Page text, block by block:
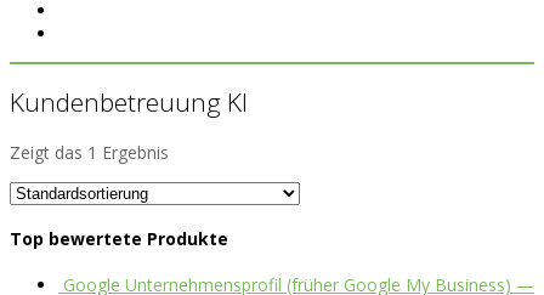
Kundenbetreuung KI
Zeigt das 1 Ergebnis
Top bewertete Produkte
Google Unternehmensprofil (früher Google My Business) —